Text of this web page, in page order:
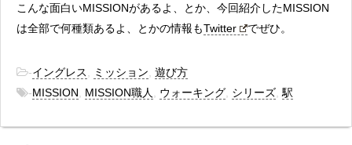
こんな面白いMISSIONがあるよ、とか、今回紹介したMISSION
は全部で何種類あるよ、とかの情報もTwitter でぜひ。
-イングレス ミッション 遊び方
-MISSION MISSION職人 ウォーキング シリーズ 駅